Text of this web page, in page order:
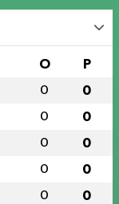
O P
0 0
0 0
0 0
0 0
0 0